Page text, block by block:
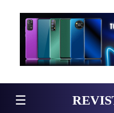
Pular para o conteúdo
☰